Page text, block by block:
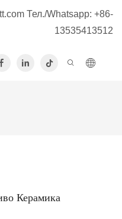
Тел./Whatsapp: +86-
13535413512
Керамика